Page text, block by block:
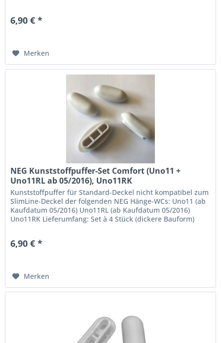
6,90 € *
Merken
NEG Kunststoffpuffer-Set Comfort (Uno11 +
Uno11RL ab 05/2016), Uno11RK
Kunststoffpuffer für Standard-Deckel nicht kompatibel zum
SlimLine-Deckel der folgenden NEG Hänge-WCs: Uno11 (ab
Kaufdatum 05/2016) Uno11RL (ab Kaufdatum 05/2016)
Uno11RK Lieferumfang: Set à 4 Stück (dickere Bauform)
6,90 € *
Merken